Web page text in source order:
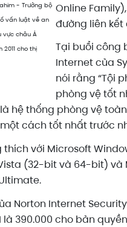
- Trưởng bộ
vấn luật về an
vực châu Á
cho thị
Online
đường liên kết
Tại buổi công
Internet của
nói rằng “Tội
phòng vệ tốt
hệ thống phòng vệ
cách tốt nhất trước
thích với Microsoft
(32-bit và 64-bit)
Norton Internet
là 390.000 cho bản